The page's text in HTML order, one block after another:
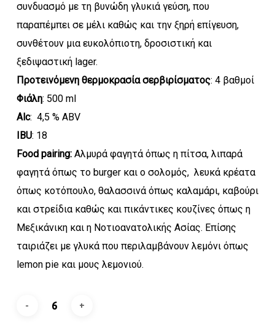
συνδυασμό με τη βυνώδη γλυκιά γεύση, που
παραπέμπει σε μέλι καθώς και την ξηρή επίγευση,
συνθέτουν μια ευκολόπιοτη, δροσιστική και
ξεδιψαστική lager.
Προτεινόμενη θερμοκρασία σερβιρίσματος: 4 βαθμοί
Φιάλη: 500 ml
Alc: 4,5 % ABV
IBU: 18
Food pairing: Αλμυρά φαγητά όπως η πίτσα, λιπαρά
φαγητά όπως το burger και ο σολομός, λευκά κρέατα
όπως κοτόπουλο, θαλασσινά όπως καλαμάρι, καβούρι
και στρείδια καθώς και πικάντικες κουζίνες όπως η
Μεξικάνικη και η Νοτιοανατολικής Ασίας. Επίσης
ταιριάζει με γλυκά που περιλαμβάνουν λεμόνι όπως
lemon pie και μους λεμονιού.